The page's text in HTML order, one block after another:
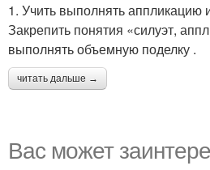
1. Учить выполнять аппликацию
Закрепить понятия «силуэт,
выполнять объемную поделку .
читать дальше →
Вас может